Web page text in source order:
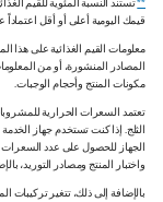
**
قيمك اليومية أعلى أو أقل
معلومات القيم الغذائية على هذا
المصادر المنشورة، أو من
مكونات المنتج وأحجام الوجبات.
تعتمد السعرات الحرارية
الثلج. إذا كنت تستخدم جهاز
الجهاز للحصول على عدد السعرات
واختبار المنتج ومصادر التوريد،
بالإضافة إلى ذلك، تتغير